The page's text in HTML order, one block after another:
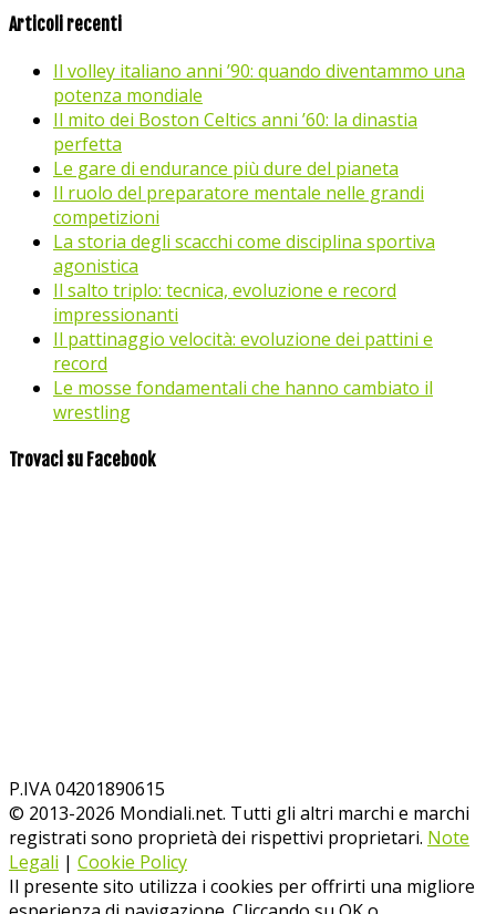
Articoli recenti
Il volley italiano anni ’90: quando diventammo una
potenza mondiale
Il mito dei Boston Celtics anni ’60: la dinastia
perfetta
Le gare di endurance più dure del pianeta
Il ruolo del preparatore mentale nelle grandi
competizioni
La storia degli scacchi come disciplina sportiva
agonistica
Il salto triplo: tecnica, evoluzione e record
impressionanti
Il pattinaggio velocità: evoluzione dei pattini e
record
Le mosse fondamentali che hanno cambiato il
wrestling
Trovaci su Facebook
P.IVA 04201890615
© 2013-2026 Mondiali.net. Tutti gli altri marchi e marchi
registrati sono proprietà dei rispettivi proprietari. Note
Legali | Cookie Policy
Il presente sito utilizza i cookies per offrirti una migliore